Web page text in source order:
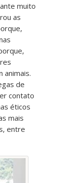
muito
as
animais.
de
contato
éticos
mais
entre